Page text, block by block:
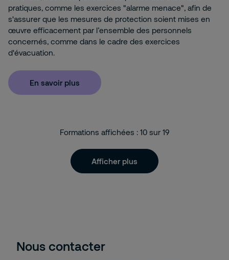
pratiques, comme les exercices "alarme menace", afin de
s'assurer que les mesures de protection soient mises en
œuvre efficacement par l’ensemble des personnels
concernés, comme dans le cadre des exercices
d'évacuation.
En savoir plus
Formations affichées : 10sur 19
Afficher plus
Nous contacter